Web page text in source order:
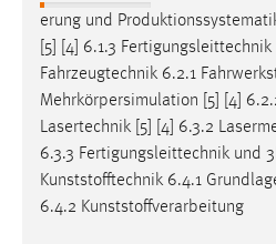
erung und
[5] [4] 6.1.3
Fahrzeugtechnik 6.2.1
Mehrkörpersimulation [5] [4]
Lasertechnik [5] [4] 6.3.2
6.3.3 Fertigungsleittechnik und
Kunststofftechnik 6.4.1
6.4.2 Kunststoffverarbeitung